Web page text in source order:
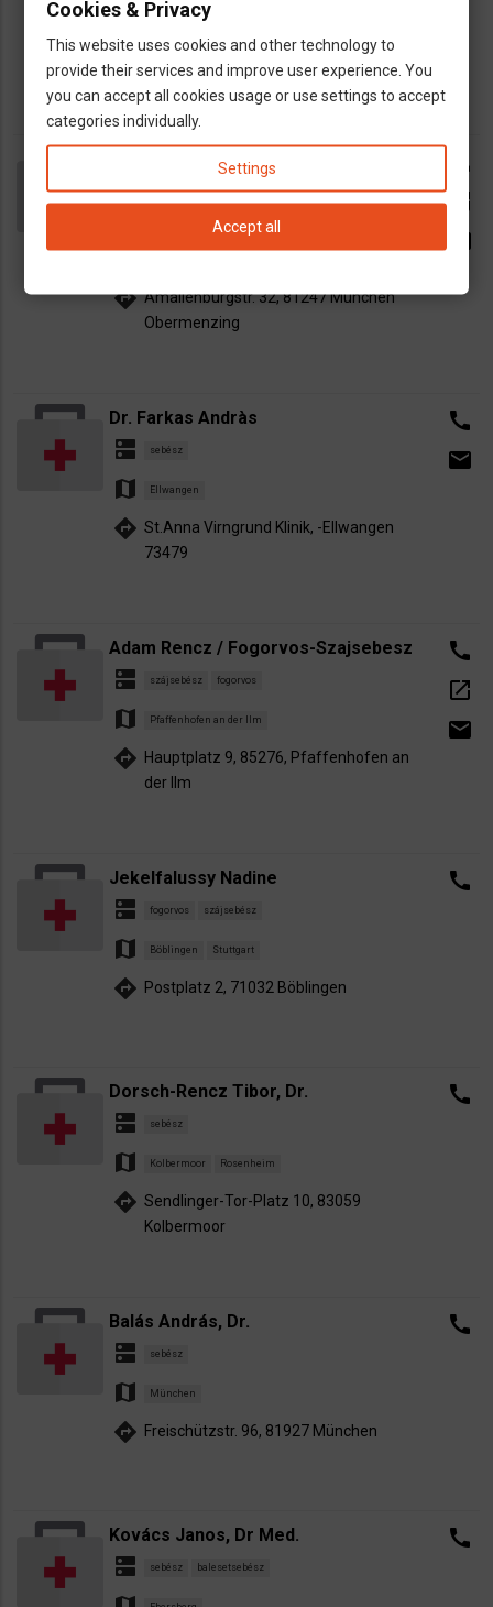
map Neumarkt in der Oberpfalz
directions Neumarkt in der Oberpfalz, 92318
Arcsebész Münchenben, Dr. Balogh
Péter
Arcsebész
map
directions Amalienburgstr. 32, 81247 München
Obermenzing
call
open_in_new
email
Dr. Farkas Andràs
dns sebész
map Ellwangen
directions St.Anna Virngrund Klinik, -Ellwangen
73479
call
email
Adam Rencz / Fogorvos-Szajsebesz
dns szájsebész fogorvos
map Pfaffenhofen an der Ilm
directions Hauptplatz 9, 85276, Pfaffenhofen an
der Ilm
call
open_in_new
email
Jekelfalussy Nadine
dns fogorvos szájsebész
map Böblingen Stuttgart
directions Postplatz 2, 71032 Böblingen
call
Dorsch-Rencz Tibor, Dr.
dns sebész
map Kolbermoor Rosenheim
directions Sendlinger-Tor-Platz 10, 83059
Kolbermoor
call
Balás András, Dr.
dns sebész
map München
directions Freischützstr. 96, 81927 München
call
Kovács Janos, Dr Med.
dns sebész balesetsebész
call
Cookies & Privacy
This website uses cookies and other technology to
provide their services and improve user experience. You
you can accept all cookies usage or use settings to accept
categories individually.
Settings
Accept all